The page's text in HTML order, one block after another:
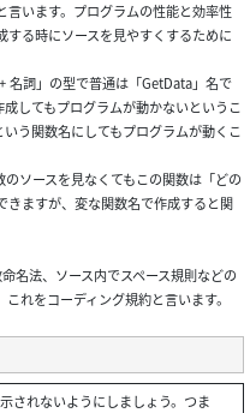
います。プログラムの性能と効率性
る時にソースを見やすくするために
名詞」の型で普通は「GetData」名で
してもプログラムが動かないというこ
う関数名にしてもプログラムが動くこ
ソースを見なくてもこの関数は「どの
きますが、変な関数名で作成すると関
名法、ソース内でスペース規則などの
れをコーディング規約と言います。
されないようにしましょう。つま